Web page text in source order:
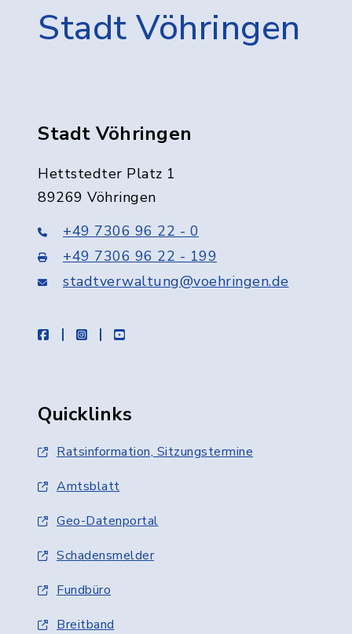
Stadt Vöhringen
Stadt Vöhringen
Hettstedter Platz 1
89269 Vöhringen
+49 7306 96 22 - 0
+49 7306 96 22 - 199
stadtverwaltung@voehringen.de
facebookinstagramyoutube
Quicklinks
Ratsinformation, Sitzungstermine
Amtsblatt
Geo-Datenportal
Schadensmelder
Fundbüro
Breitband